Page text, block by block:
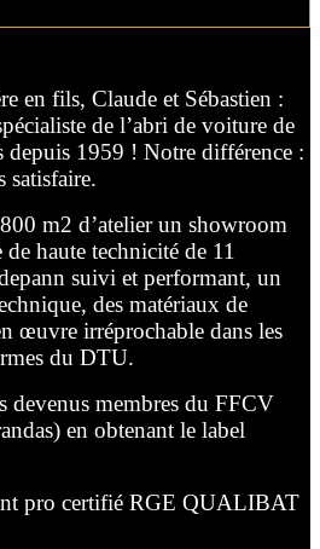
en fils, Claude et Sébastien :
de l’abri de voiture de
depuis 1959 ! Notre différence :
satisfaire.
m2 d’atelier un showroom
haute technicité de 11
suivi et performant, un
des matériaux de
œuvre irréprochable dans les
du DTU.
devenus membres du FFCV
en obtenant le label
pro certifié RGE QUALIBAT